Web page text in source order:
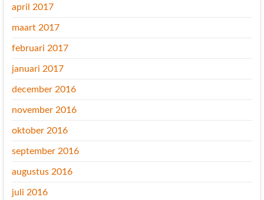
april 2017
maart 2017
februari 2017
januari 2017
december 2016
november 2016
oktober 2016
september 2016
augustus 2016
juli 2016